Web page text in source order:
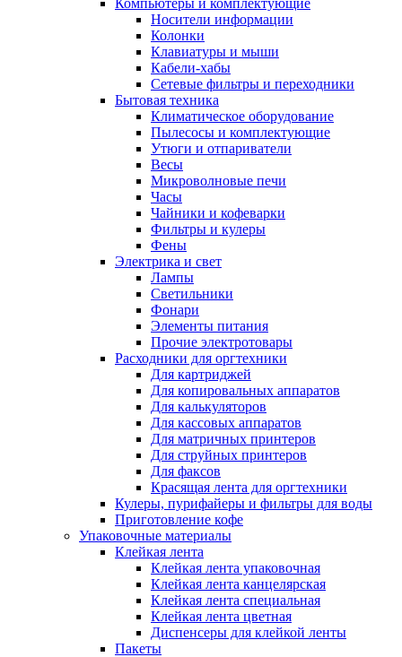
Компьютеры и комплектующие
Носители информации
Колонки
Клавиатуры и мыши
Кабели-хабы
Сетевые фильтры и переходники
Бытовая техника
Климатическое оборудование
Пылесосы и комплектующие
Утюги и отпариватели
Весы
Микроволновые печи
Часы
Чайники и кофеварки
Фильтры и кулеры
Фены
Электрика и свет
Лампы
Светильники
Фонари
Элементы питания
Прочие электротовары
Расходники для оргтехники
Для картриджей
Для копировальных аппаратов
Для калькуляторов
Для кассовых аппаратов
Для матричных принтеров
Для струйных принтеров
Для факсов
Красящая лента для оргтехники
Кулеры, пурифайеры и фильтры для воды
Приготовление кофе
Упаковочные материалы
Клейкая лента
Клейкая лента упаковочная
Клейкая лента канцелярская
Клейкая лента специальная
Клейкая лента цветная
Диспенсеры для клейкой ленты
Пакеты